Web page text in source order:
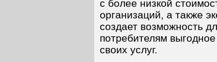
с более низкой
организаций, а также
создает возможность
потребителям
своих услуг.